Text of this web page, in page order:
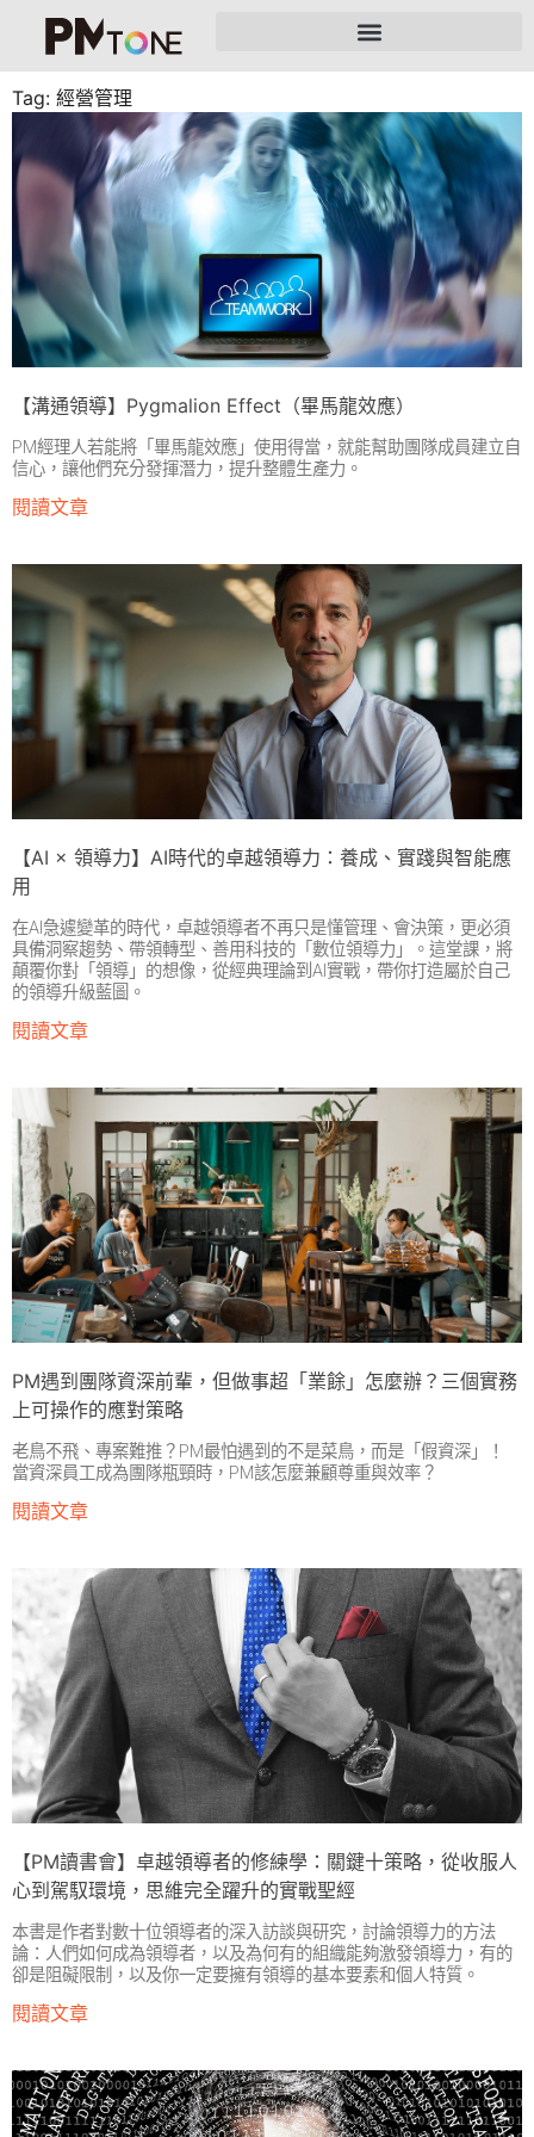
Tag: 經營管理
【溝通領導】Pygmalion Effect（畢馬龍效應）
PM經理人若能將「畢馬龍效應」使用得當，就能幫助團隊成員建立自
信心，讓他們充分發揮潛力，提升整體生產力。
閱讀文章
【AI × 領導力】AI時代的卓越領導力：養成、實踐與智能應
用
在AI急遽變革的時代，卓越領導者不再只是懂管理、會決策，更必須
具備洞察趨勢、帶領轉型、善用科技的「數位領導力」。這堂課，將
顛覆你對「領導」的想像，從經典理論到AI實戰，帶你打造屬於自己
的領導升級藍圖。
閱讀文章
PM遇到團隊資深前輩，但做事超「業餘」怎麼辦？三個實務
上可操作的應對策略
老鳥不飛、專案難推？PM最怕遇到的不是菜鳥，而是「假資深」！
當資深員工成為團隊瓶頸時，PM該怎麼兼顧尊重與效率？
閱讀文章
【PM讀書會】卓越領導者的修練學：關鍵十策略，從收服人
心到駕馭環境，思維完全躍升的實戰聖經
本書是作者對數十位領導者的深入訪談與研究，討論領導力的方法
論：人們如何成為領導者，以及為何有的組織能夠激發領導力，有的
卻是阻礙限制，以及你一定要擁有領導的基本要素和個人特質。
閱讀文章